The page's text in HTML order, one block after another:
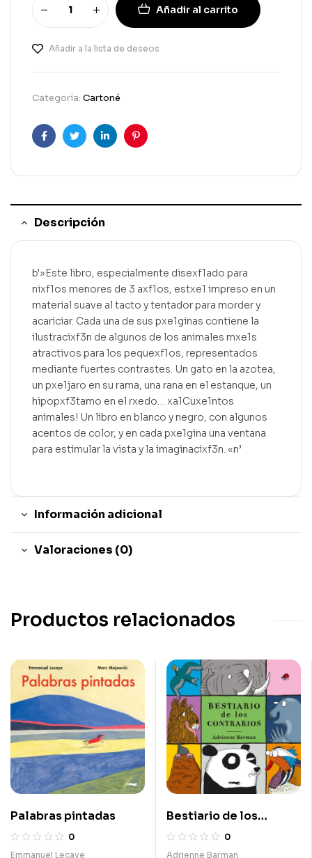
Añadir al carrito
Añadir a la lista de deseos
Categoría: Cartoné
FacebookGorjeoLinkedInPinterest
Descripción
b'»Este libro, especialmente disexf1ado para
nixf1os menores de 3 axf1os, estxe1 impreso en un
material suave al tacto y tentador para morder y
acariciar. Cada una de sus pxe1ginas contiene la
ilustracixf3n de algunos de los animales mxe1s
atractivos para los pequexf1os, representados
mediante fuertes contrastes. Un gato en la azotea,
un pxe1jaro en su rama, una rana en el estanque, un
hipopxf3tamo en el rxedo… xa1Cuxe1ntos
animales! Un libro en blanco y negro, con algunos
acentos de color, y en cada pxe1gina una ventana
para estimular la vista y la imaginacixf3n. «n’
Información adicional
Valoraciones (0)
Productos relacionados
Palabras pintadas
0
Emmanuel Lecaye
Bestiario de los
contrarios0
Adrienne Barman